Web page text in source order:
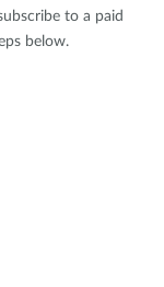
to a paid
below.